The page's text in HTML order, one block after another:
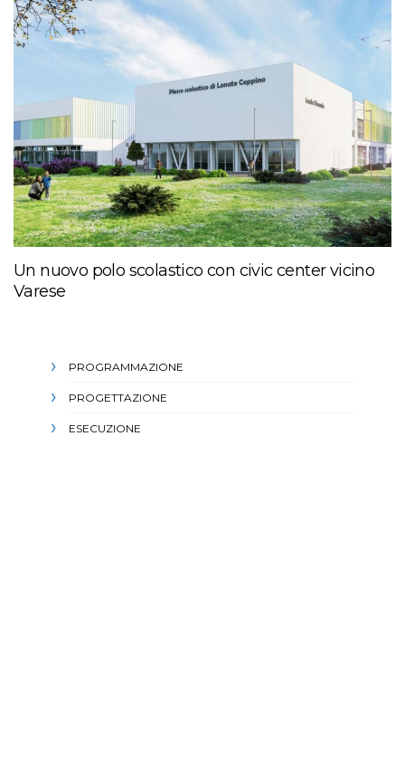
Un nuovo polo scolastico con civic center vicino
Varese
PROGRAMMAZIONE
PROGETTAZIONE
ESECUZIONE